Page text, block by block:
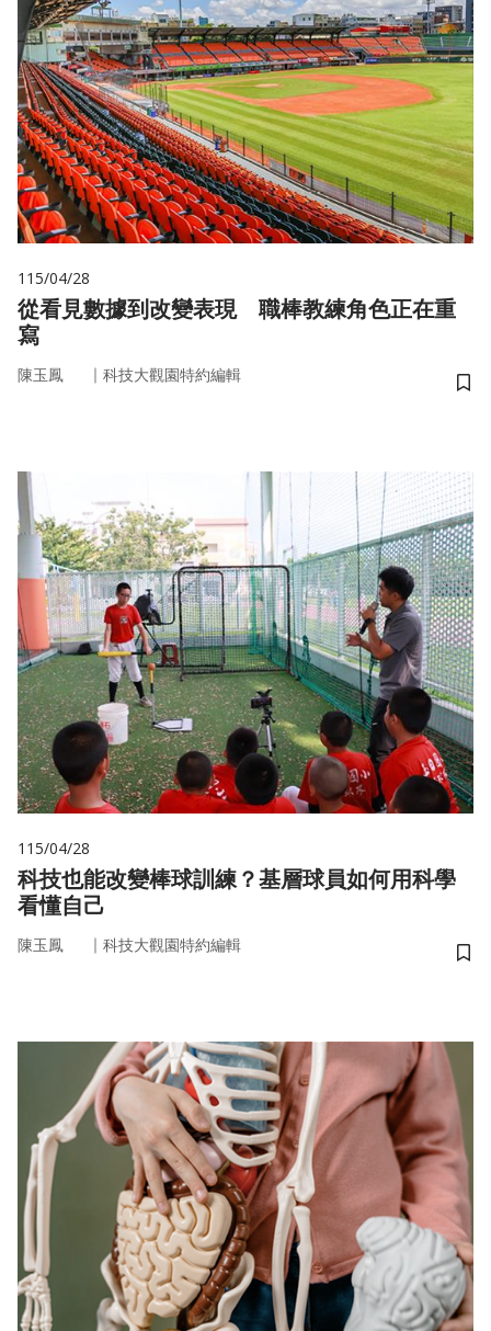
115/04/28
從看見數據到改變表現 職棒教練角色正在重
寫
陳玉鳳 ｜ 科技大觀園特約編輯
儲
115/04/28
科技也能改變棒球訓練？基層球員如何用科學
看懂自己
陳玉鳳 ｜ 科技大觀園特約編輯
儲